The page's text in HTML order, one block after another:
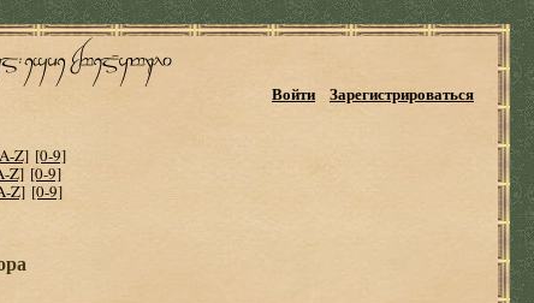
Войти Зарегистрироваться
Z] [0-9]
Z] [0-9]
Z] [0-9]